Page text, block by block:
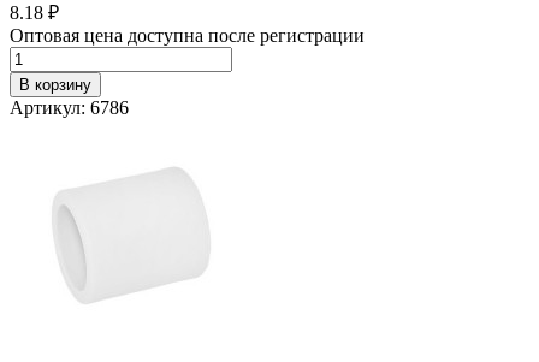
8.18 ₽
Оптовая цена доступна после регистрации
В корзину
Артикул: 6786